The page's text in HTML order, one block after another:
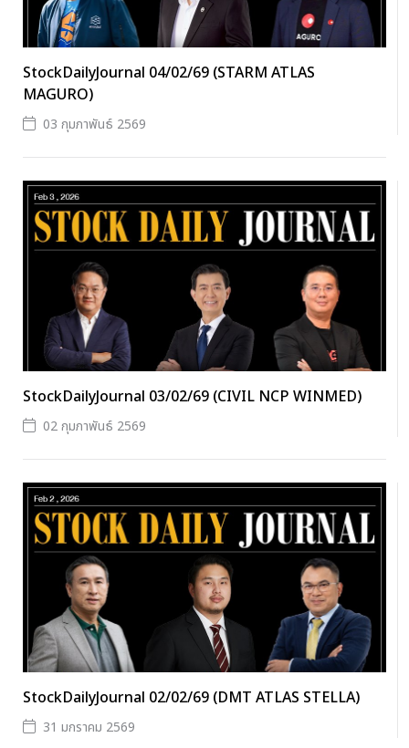
StockDailyJournal 04/02/69 (STARM ATLAS
MAGURO)
03 กุมภาพันธ์ 2569
StockDailyJournal 03/02/69 (CIVIL NCP WINMED)
02 กุมภาพันธ์ 2569
StockDailyJournal 02/02/69 (DMT ATLAS STELLA)
31 มกราคม 2569